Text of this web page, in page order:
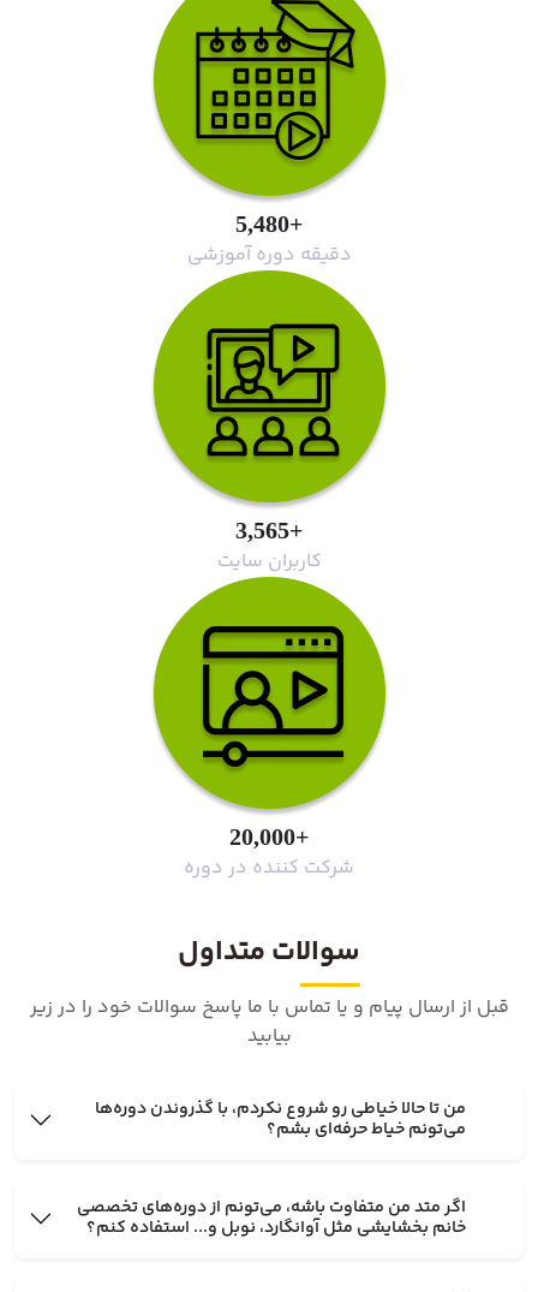
+5,480
دقیقه دوره آموزشی
+3,565
کاربران سایت
+20,000
شرکت کننده در دوره
سوالات متداول
قبل از ارسال پیام و یا تماس با ما پاسخ سوالات خود را در زیر
بیابید
من تا حالا خیاطی رو شروع نکردم، با گذروندن دوره‌ها
می‌تونم خیاط حرفه‌ای بشم؟
اگر متد من متفاوت باشه، می‌تونم از دوره‌های تخصصی
خانم بخشایشی مثل آوانگارد، نوبل و... استفاده کنم؟